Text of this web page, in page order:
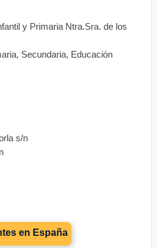
y Primaria Ntra.Sra. de los
Secundaria, Educación
s/n
en España